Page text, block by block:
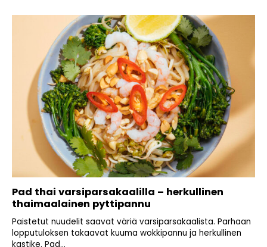
Pad thai varsiparsakaalilla – herkullinen
thaimaalainen pyttipannu
Paistetut nuudelit saavat väriä varsiparsakaalista. Parhaan
lopputuloksen takaavat kuuma wokkipannu ja herkullinen
kastike. Pad...